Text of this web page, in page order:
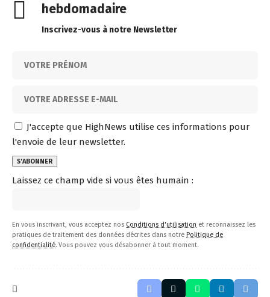
hebdomadaire
Inscrivez-vous à notre Newsletter
J'accepte que HighNews utilise ces informations pour
l'envoie de leur newsletter.
Laissez ce champ vide si vous êtes humain :
En vous inscrivant, vous acceptez nos Conditions d'utilisation et reconnaissez les
pratiques de traitement des données décrites dans notre Politique de
confidentialité. Vous pouvez vous désabonner à tout moment.